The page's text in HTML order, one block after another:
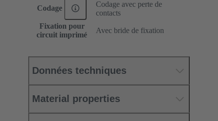
Codage
Codage avec perte de
contacts
Fixation pour
circuit imprimé
Avec bride de fixation
Données techniques
Material properties